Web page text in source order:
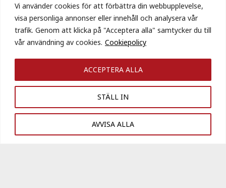
Vi använder cookies för att förbättra din webbupplevelse,
visa personliga annonser eller innehåll och analysera vår
trafik. Genom att klicka på "Acceptera alla" samtycker du till
vår användning av cookies. Cookiepolicy
STÄLL IN
AVVISA ALLA
ACCEPTERA ALLA
Mark & Plan
Marknad